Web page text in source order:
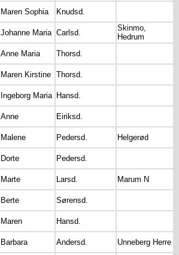
Maren Sophia
Knudsd.
Johanne Maria Carlsd.
Skinmo,
Hedrum
Anne Maria
Thorsd.
Maren Kirstine Thorsd.
Ingeborg Maria Hansd.
Anne
Eiriksd.
Malene Pedersd.
Helgerød
Dorte
Pedersd.
Marte Larsd.
Marum N
Berte
Sørensd.
Maren
Hansd.
Barbara Andersd.
Unneberg Herre